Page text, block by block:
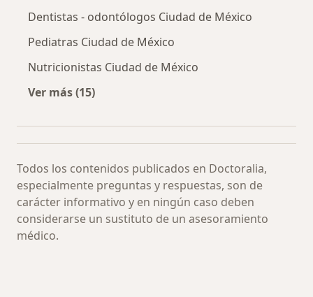
Dentistas - odontólogos Ciudad de México
Pediatras Ciudad de México
Nutricionistas Ciudad de México
Ver más (15)
Todos los contenidos publicados en Doctoralia,
especialmente preguntas y respuestas, son de
carácter informativo y en ningún caso deben
considerarse un sustituto de un asesoramiento
médico.